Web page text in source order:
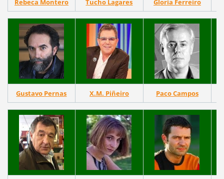
Gustavo Pernas X.M. Piñeiro Paco Campos